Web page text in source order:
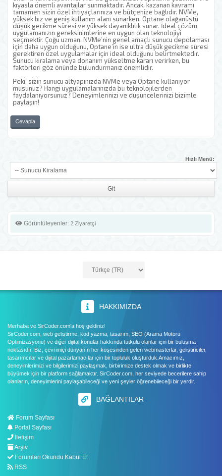
kıyasla önemli avantajlar sunmaktadır. Ancak, kazanan kavramı
tamamen sizin özel ihtiyaçlarınıza ve bütçenize bağlıdır. NVMe,
yüksek hız ve geniş kullanım alanı sunarken, Optane olağanüstü
düşük gecikme süresi ve yüksek dayanıklılık sunar. İdeal çözüm,
uygulamanızın gereksinimlerine en uygun olan teknolojiyi
seçmektir. Çoğu uzman, NVMe’nin genel amaçlı sunucu depolaması
için daha uygun olduğunu, Optane’in ise ultra düşük gecikme süresi
gerektiren özel uygulamalar için ideal olduğunu belirtmektedir.
Sunucu kiralama veya donanım yükseltme kararı verirken, bu
faktörleri göz önünde bulundurmanız önemlidir.
Peki, sizin sunucu altyapınızda NVMe veya Optane kullanıyor
musunuz? Hangi uygulamalarınızda bu teknolojilerden
faydalanıyorsunuz? Deneyimlerinizi ve düşüncelerinizi bizimle
paylaşın!
Cevapla
Hızlı Menü:
Görüntüleyenler: 2 Ziyaretçi
HAKKIMIZDA
Merhaba ve SirCoder.com'a hoş geldiniz!
SirCoder.com, web geliştirme, kod yazma, tasarım, SEO (Arama Motoru
Optimizasyonu) ve diğer dijital konular hakkında tutkulu olanlar için bir buluşma
noktasıdır. Biz, çevrimiçi dünyanın her köşesinden gelen webmasterlar, geliştiriciler,
tasarımcılar ve dijital pazarlamacılar için bir topluluk oluşturduk.Amacımız,
deneyimlerimizi ve bilgilerimizi paylaşmak, birbirimize destek olmak ve birlikte
büyümek için bir platform sağlamaktır. SirCoder.com, her seviyede becerilere sahip
olanların, deneyimlerini paylaşabileceği ve yeni şeyler öğrenebileceği bir yerdir..
BAĞLANTILAR
Forum Sayfası
Portal Sayfası
İletişim
Arşiv
Forumları Okundu Kabul Et
RSS